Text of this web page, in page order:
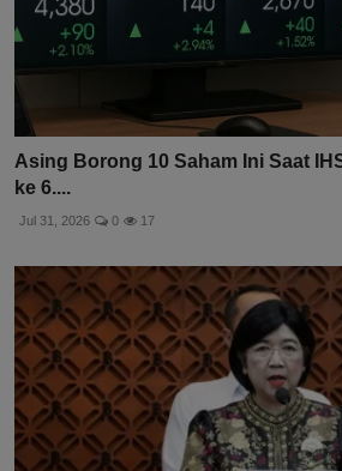
Asing Borong 10 Saham Ini Saat
ke 6....
Jul 31, 2026 0 17